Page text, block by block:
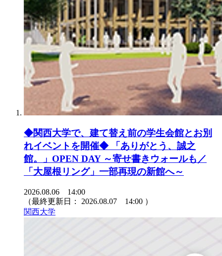
◆関西大学で、建て替え前の学生会館とお別
れイベントを開催◆ 「ありがとう、誠之
館。」OPEN DAY ～寄せ書きウォールも／
「大屋根リング」一部再現の新館へ～
2026.08.06 14:00
（最終更新日： 2026.08.07 14:00 ）
関西大学